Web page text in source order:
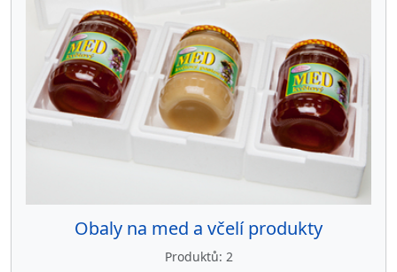
Obaly na med a včelí produkty
Produktů 2